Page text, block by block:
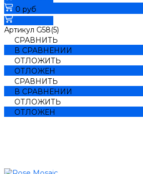
0 руб
Артикул G58(5)
СРАВНИТЬ
В СРАВНЕНИИ
ОТЛОЖИТЬ
ОТЛОЖЕН
СРАВНИТЬ
В СРАВНЕНИИ
ОТЛОЖИТЬ
ОТЛОЖЕН